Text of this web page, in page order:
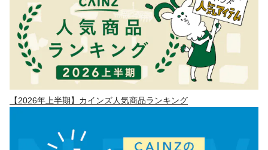
【2026年上半期】カインズ人気商品ランキング